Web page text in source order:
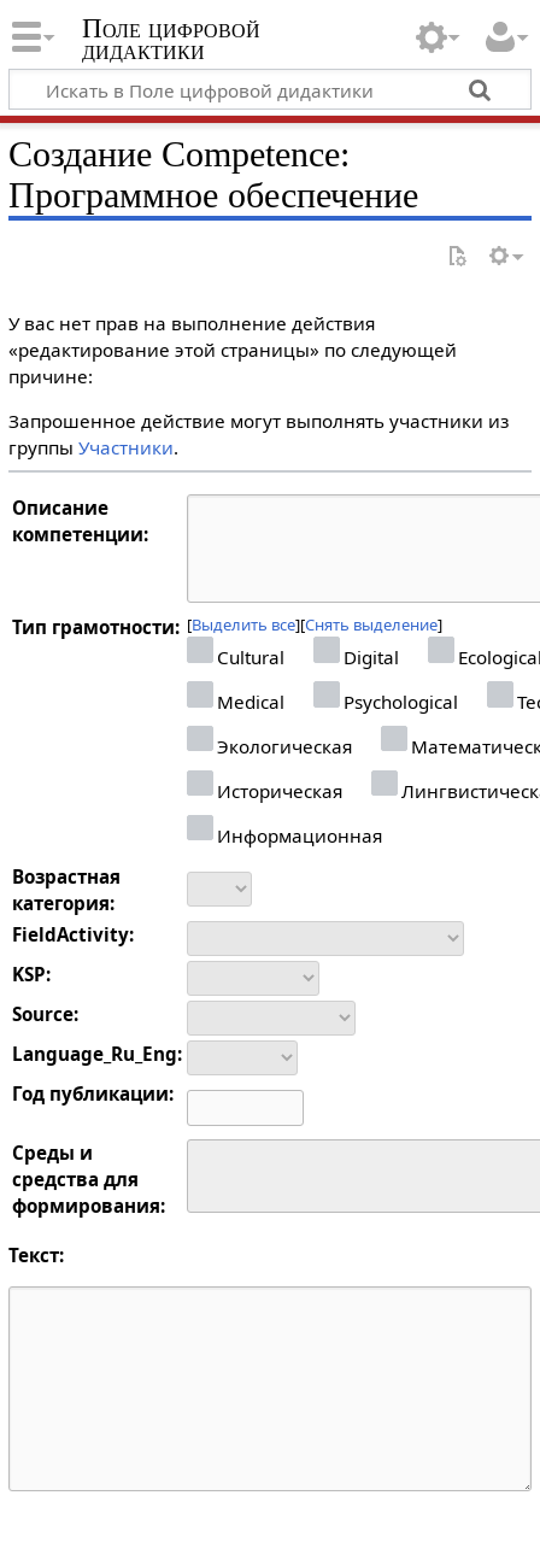
Поле цифровой
дидактики
Создание Competence:
Программное обеспечение
У вас нет прав на выполнение действия
«редактирование этой страницы» по следующей
причине:
Запрошенное действие могут выполнять участники из
группы Участники.
Описание
компетенции:
Тип грамотности: Выделить все Снять выделение
Cultural Digital
Medical
Psychological
Экологическая
Историческая
Информационная
Возрастная
категория:
FieldActivity:
KSP:
Source:
Language_Ru_Eng:
Год публикации:
Среды и
средства для
формирования:
Текст: